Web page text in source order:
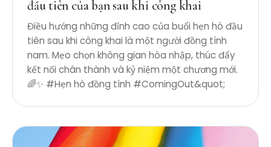
đầu tiên của bạn sau khi công khai
Điều hướng những đỉnh cao của buổi hẹn hò đầu
tiên sau khi công khai là một người đồng tính
nam. Mẹo chọn không gian hòa nhập, thúc đẩy
kết nối chân thành và kỷ niệm một chương mới.
🌈✨ #Hẹn hò đồng tính #ComingOut&quot;